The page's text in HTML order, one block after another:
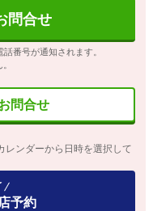
問合せ
番号が通知されます。
問合せ
レンダーから日時を選択して
予約